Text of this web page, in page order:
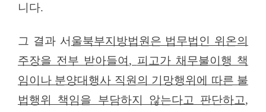
니다.
그 결과 서울북부지방법원은 법무법인 위온의
주장을 전부 받아들여, 피고가 채무불이행 책
임이나 분양대행사 직원의 기망행위에 따른 불
법행위 책임을 부담하지 않는다고 판단하고,